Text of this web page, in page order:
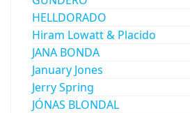
HELLDORADO
Hiram Lowatt & Placido
JANA BONDA
January Jones
Jerry Spring
JÓNAS BLONDAL